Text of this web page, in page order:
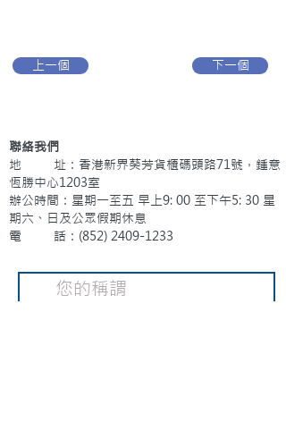
上一個 下一個
聯絡我們
地 址：香港新界葵芳貨櫃碼頭路71號，鍾意
恆勝中心1203室
辦公時間：星期一至五 早上9: 00 至下午5: 30 星
期六、日及公眾假期休息
電 話：(852) 2409-1233